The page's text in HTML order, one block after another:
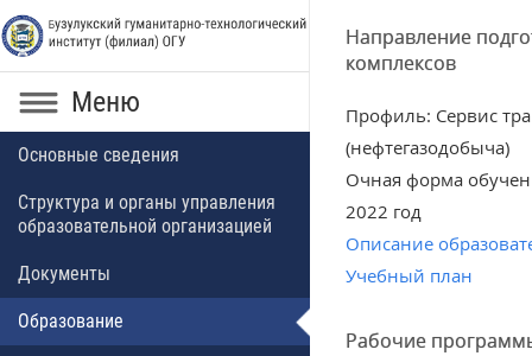
Направление
комплексов
Профиль: Сервис
(нефтегазодобыча)
Очная форма
2022 год
Описание
Учебный план
Рабочие
Меню
Основные сведения
Структура и органы управления
образовательной организацией
Документы
Образование